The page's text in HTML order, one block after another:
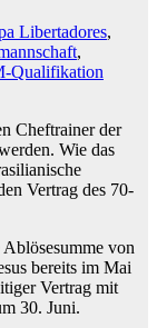
Libertadores,
,
Qualifikation
Cheftrainer der
Wie das
Vertrag des 70-
von
bereits im Mai
Vertrag mit
30. Juni.